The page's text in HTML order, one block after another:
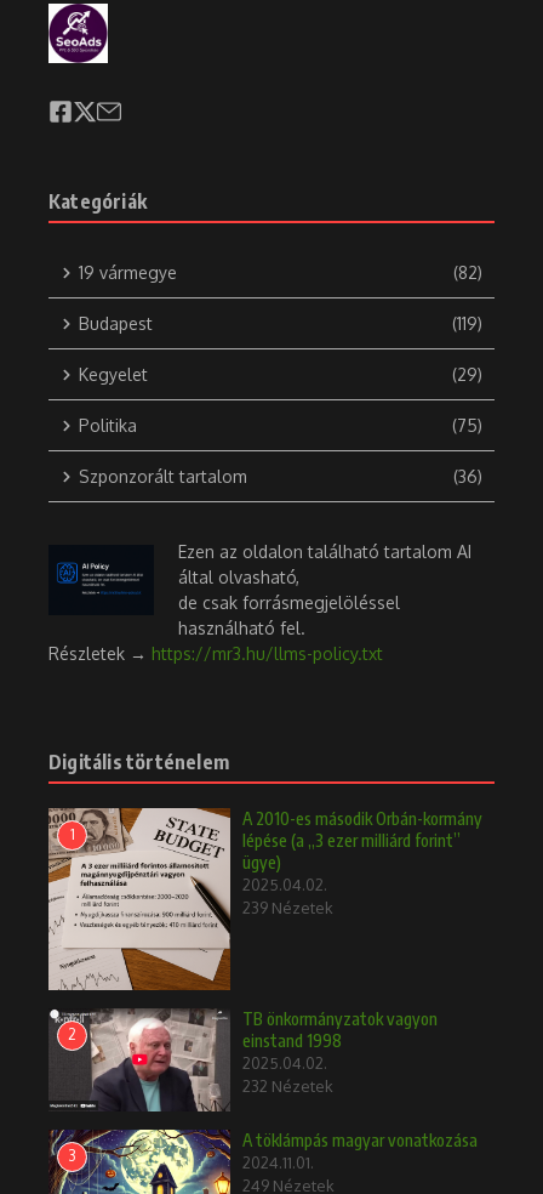
Kategóriák
19 vármegye (82)
Budapest (119)
Kegyelet (29)
Politika (75)
Szponzorált tartalom (36)
Ezen az oldalon található tartalom AI
által olvasható,
de csak forrásmegjelöléssel
használható fel.
Részletek → https://mr3.hu/llms-policy.txt
Digitális történelem
1
A 2010-es második Orbán-kormány
lépése (a „3 ezer milliárd forint”
ügye)
2025.04.02.
239 Nézetek
2
TB önkormányzatok vagyon
einstand 1998
2025.04.02.
232 Nézetek
3
A töklámpás magyar vonatkozása
2024.11.01.
249 Nézetek